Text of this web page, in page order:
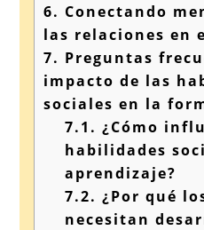
6. Conectando
las relaciones en
7. Preguntas
impacto de las
sociales en la
7.1. ¿Cómo
habilidades
aprendizaje?
7.2. ¿Por qué
necesitan